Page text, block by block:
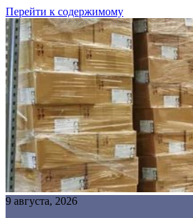
Перейти к содержимому
9 августа, 2026